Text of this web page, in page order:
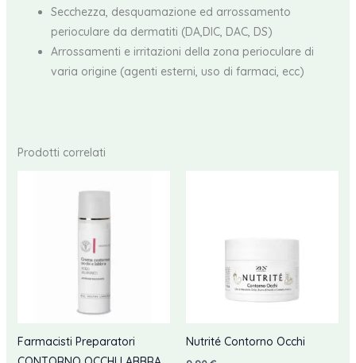
Secchezza, desquamazione ed arrossamento
perioculare da dermatiti (DA,DIC, DAC, DS)
Arrossamenti e irritazioni della zona perioculare di
varia origine (agenti esterni, uso di farmaci, ecc)​​
Prodotti correlati
Farmacisti Preparatori
Nutrité Contorno Occhi